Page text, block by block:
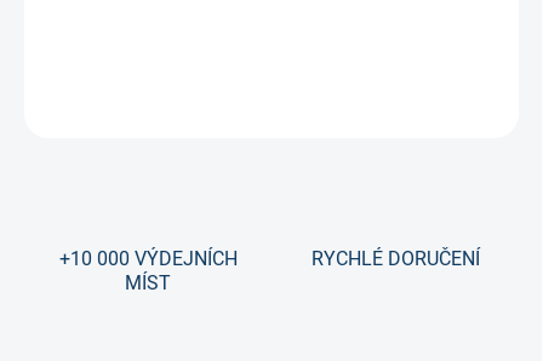
+10 000 VÝDEJNÍCH
MÍST
RYCHLÉ DORUČENÍ